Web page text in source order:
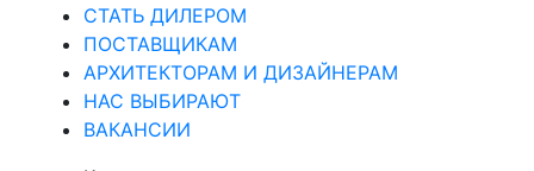
СТАТЬ ДИЛЕРОМ
ПОСТАВЩИКАМ
АРХИТЕКТОРАМ И ДИЗАЙНЕРАМ
НАС ВЫБИРАЮТ
ВАКАНСИИ